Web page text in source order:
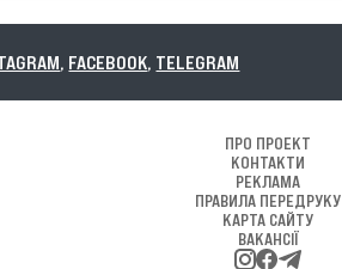
,TELEGRAM
ПРО ПРОЕКТ
КОНТАКТИ
РЕКЛАМА
ПРАВИЛА ПЕРЕДРУКУ
КАРТА САЙТУ
ВАКАНСІЇ